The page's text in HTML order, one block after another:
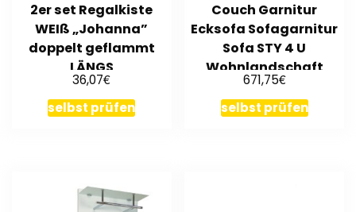
2er set Regalkiste
WEIß „Johanna”
doppelt geflammt
LÄNGS
36,07€
selbst prüfen
Couch Garnitur
Ecksofa Sofagarnitur
Sofa STY 4 U
Wohnlandschaft
Schlaffunktion
671,75€
selbst prüfen